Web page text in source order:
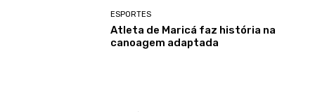
ESPORTES
Atleta de Maricá faz história na
canoagem adaptada